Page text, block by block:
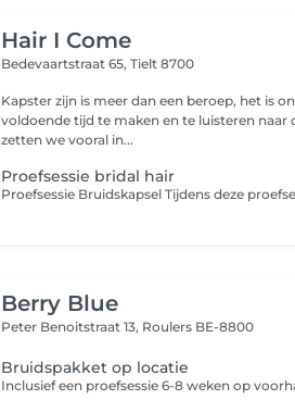
Hair I Come
Bedevaartstraat 65,Tielt 8700
Kapster zijn is meer dan een beroep, het is
voldoende tijd te maken en te luisteren naar
zetten we vooral in...
Proefsessie bridal hair
Berry Blue
Peter Benoitstraat 13, Roulers BE-8800
Bruidspakket op locatie